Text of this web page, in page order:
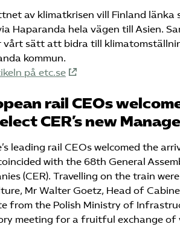
av klimatkrisen vill Finland länka
Haparanda hela vägen till Asien.
vårt sätt att bidra till
kommun.
på etc.se
rail CEOs
CER’s new
leading rail CEOs welcomed the
with the 68th General
(CER). Travelling on the train
Mr Walter Goetz, Head of
from the Polish Ministry of
meeting for a fruitful exchange of